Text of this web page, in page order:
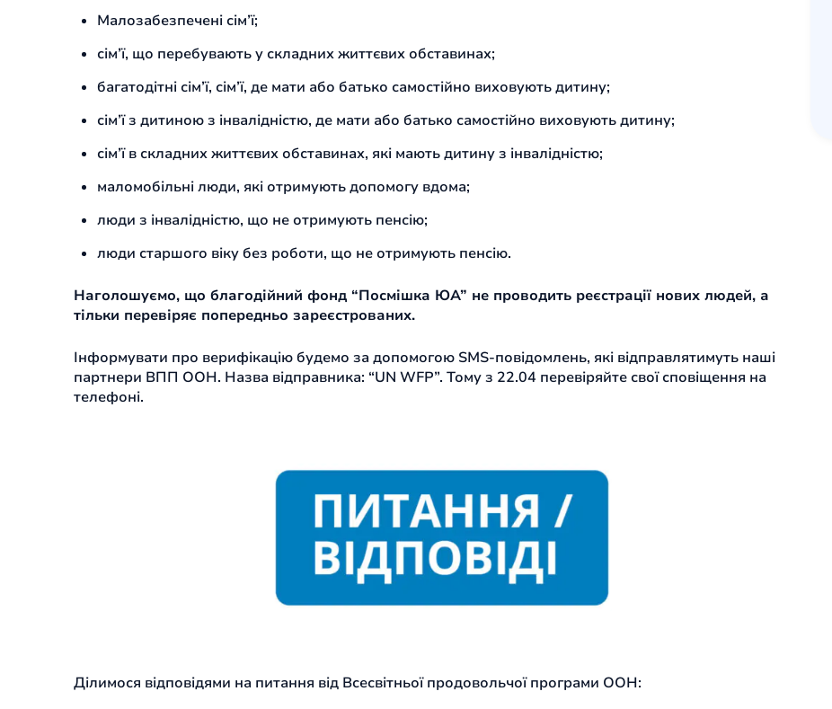
Малозабезпечені сім’ї;
сім’ї, що перебувають у складних життєвих обставинах;
багатодітні сім’ї, сім’ї, де мати або батько самостійно виховують дитину;
сім’ї з дитиною з інвалідністю, де мати або батько самостійно виховують дитину;
сім’ї в складних життєвих обставинах, які мають дитину з інвалідністю;
маломобільні люди, які отримують допомогу вдома;
люди з інвалідністю, що не отримують пенсію;
люди старшого віку без роботи, що не отримують пенсію.
Наголошуємо, що благодійний фонд “Посмішка ЮА” не проводить реєстрації нових людей, а
тільки перевіряє попередньо зареєстрованих.
Інформувати про верифікацію будемо за допомогою SMS-повідомлень, які відправлятимуть наші
партнери ВПП ООН. Назва відправника: “UN WFP”. Тому з 22.04 перевіряйте свої сповіщення на
телефоні.
Ділимося відповідями на питання від Всесвітньої продовольчої програми ООН: